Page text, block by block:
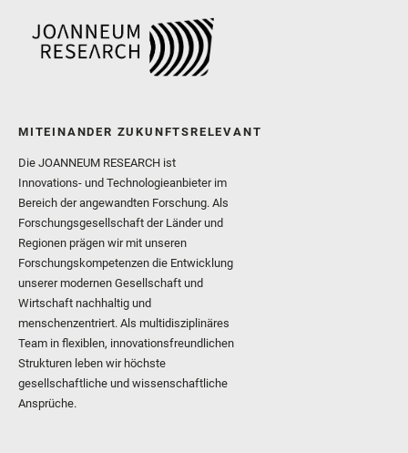
MITEINANDER ZUKUNFTSRELEVANT
Die JOANNEUM RESEARCH ist
Innovations- und Technologieanbieter im
Bereich der angewandten Forschung. Als
Forschungsgesellschaft der Länder und
Regionen prägen wir mit unseren
Forschungskompetenzen die Entwicklung
unserer modernen Gesellschaft und
Wirtschaft nachhaltig und
menschenzentriert. Als multidisziplinäres
Team in flexiblen, innovationsfreundlichen
Strukturen leben wir höchste
gesellschaftliche und wissenschaftliche
Ansprüche.